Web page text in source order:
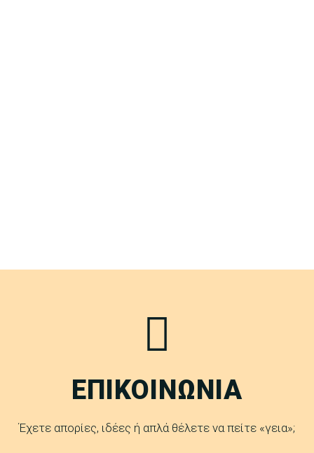
ΕΠΙΚΟΙΝΩΝΙΑ
Έχετε απορίες, ιδέες ή απλά θέλετε να πείτε «γεια»;